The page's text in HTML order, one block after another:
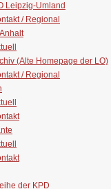
Leipzig-Umland
/ Regional
(Alte Homepage der LO)
/ Regional
der KPD